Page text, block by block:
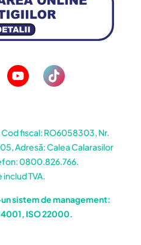
Cod fiscal: RO6058303, Nr.
Adresă: Calea Calarasilor
0800.826.766.
TVA.
sistem de management:
ISO 22000.